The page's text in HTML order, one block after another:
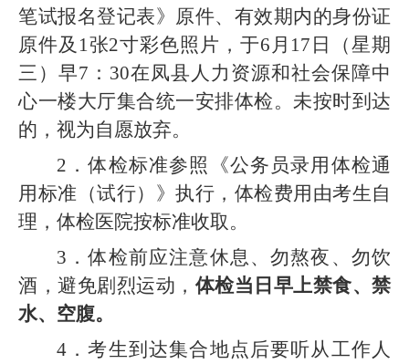
笔试报名登记表》 原件、有效期内的身份证
原件及1张2寸彩色照片，于6月17日（星期
三）早7：30在凤县人力资源和社会保障中
心一楼大厅集合统一安排体检。未按时到达
的，视为自愿放弃。
2．体检标准参照《公务员录用体检通
用标准（试行）》执行，体检费用由考生自
理，体检医院按标准收取。
3．体检前应注意休息、勿熬夜、勿饮
酒，避免剧烈运动， 体检当日早上禁食、禁
水、空腹。
4．考生到达集合地点后要听从工作人